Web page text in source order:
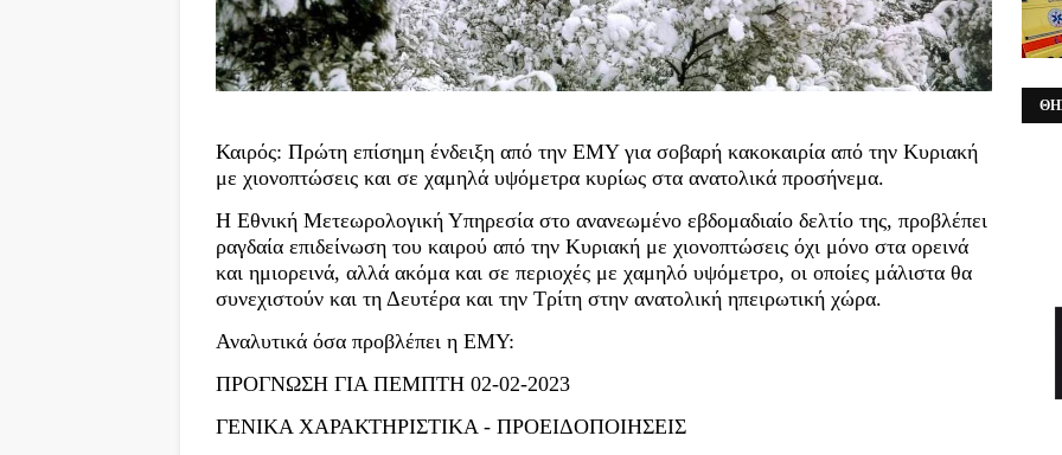
Καιρός: Πρώτη επίσημη ένδειξη από την ΕΜΥ για σοβαρή κακοκαιρία από την Κυριακή
με χιονοπτώσεις και σε χαμηλά υψόμετρα κυρίως στα ανατολικά προσήνεμα.
Η Εθνική Μετεωρολογική Υπηρεσία στο ανανεωμένο εβδομαδιαίο δελτίο της, προβλέπει
ραγδαία επιδείνωση του καιρού από την Κυριακή με χιονοπτώσεις όχι μόνο στα ορεινά
και ημιορεινά, αλλά ακόμα και σε περιοχές με χαμηλό υψόμετρο, οι οποίες μάλιστα θα
συνεχιστούν και τη Δευτέρα και την Τρίτη στην ανατολική ηπειρωτική χώρα.
Αναλυτικά όσα προβλέπει η ΕΜΥ:
ΠΡΟΓΝΩΣΗ ΓΙΑ ΠΕΜΠΤΗ 02-02-2023
ΓΕΝΙΚΑ ΧΑΡΑΚΤΗΡΙΣΤΙΚΑ - ΠΡΟΕΙΔΟΠΟΙΗΣΕΙΣ